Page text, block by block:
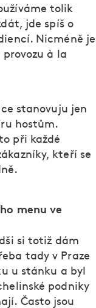
tolik
jde spíš o
Nicméně je
à la
stanovuju jen
hostům.
při každé
kteří se
menu ve
si totiž dám
tady v Praze
u stánku a byl
podniky
Často jsou